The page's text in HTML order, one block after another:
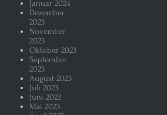
Januar 2024
Dezember
2023
November
2023
Oktober 2023
September
2023
August 2023
Juli 2023
Juni 2023
Mai 2023